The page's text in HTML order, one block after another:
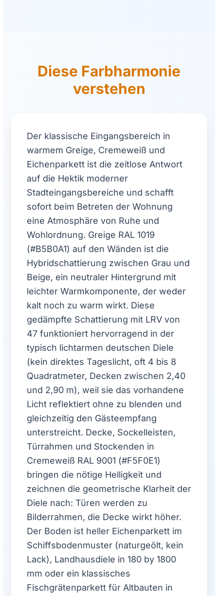
Diese Farbharmonie
verstehen
Der klassische Eingangsbereich in
warmem Greige, Cremeweiß und
Eichenparkett ist die zeitlose Antwort
auf die Hektik moderner
Stadteingangsbereiche und schafft
sofort beim Betreten der Wohnung
eine Atmosphäre von Ruhe und
Wohlordnung. Greige RAL 1019
(#B5B0A1) auf den Wänden ist die
Hybridschattierung zwischen Grau und
Beige, ein neutraler Hintergrund mit
leichter Warmkomponente, der weder
kalt noch zu warm wirkt. Diese
gedämpfte Schattierung mit LRV von
47 funktioniert hervorragend in der
typisch lichtarmen deutschen Diele
(kein direktes Tageslicht, oft 4 bis 8
Quadratmeter, Decken zwischen 2,40
und 2,90 m), weil sie das vorhandene
Licht reflektiert ohne zu blenden und
gleichzeitig den Gästeempfang
unterstreicht. Decke, Sockelleisten,
Türrahmen und Stockenden in
Cremeweiß RAL 9001 (#F5F0E1)
bringen die nötige Helligkeit und
zeichnen die geometrische Klarheit der
Diele nach: Türen werden zu
Bilderrahmen, die Decke wirkt höher.
Der Boden ist heller Eichenparkett im
Schiffsbodenmuster (naturgeölt, kein
Lack), Landhausdiele in 180 by 1800
mm oder ein klassisches
Fischgrätenparkett für Altbauten in